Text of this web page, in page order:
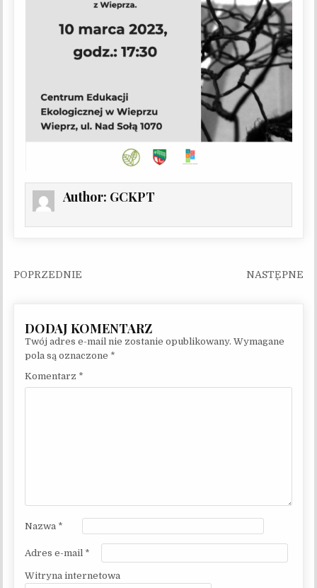
Author: GCKPT
Nawigacja wpisu
Twój adres e-mail nie zostanie opublikowany. Wymagane
pola są oznaczone *
Komentarz *
Nazwa *
Adres e-mail *
Witryna internetowa